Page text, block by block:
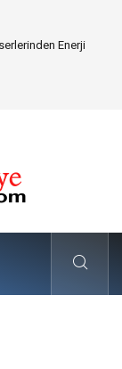
Sürüş Konforu